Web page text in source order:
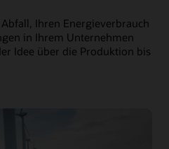
Ihren Energieverbrauch
in Ihrem Unternehmen
Idee über die Produktion bis